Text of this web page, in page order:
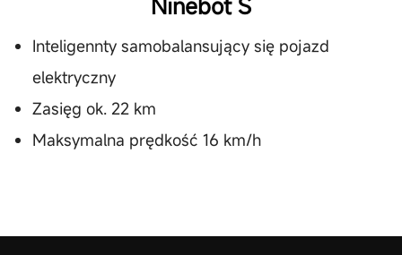
Inteligennty samobalansujący się pojazd
elektryczny
Zasięg ok. 22 km
Maksymalna prędkość 16 km/h